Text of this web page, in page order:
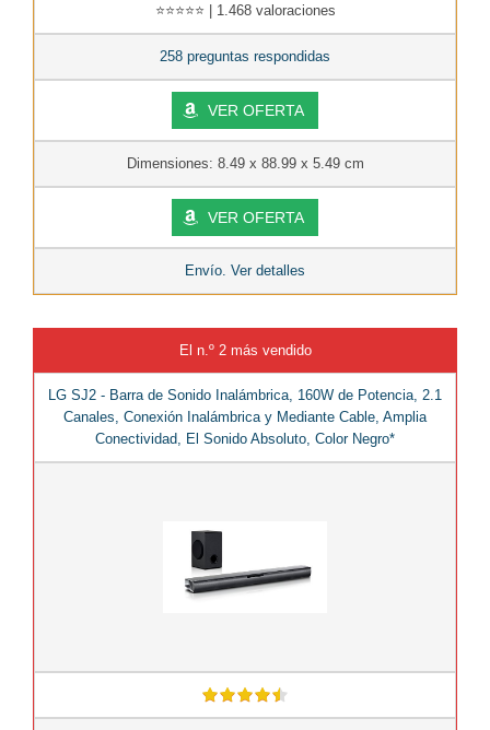
⭐⭐⭐⭐⭐ | 1.468 valoraciones
258 preguntas respondidas
VER OFERTA
Dimensiones: 8.49 x 88.99 x 5.49 cm
VER OFERTA
Envío. Ver detalles
El n.º 2 más vendido
LG SJ2 - Barra de Sonido Inalámbrica, 160W de Potencia, 2.1
Canales, Conexión Inalámbrica y Mediante Cable, Amplia
Conectividad, El Sonido Absoluto, Color Negro*